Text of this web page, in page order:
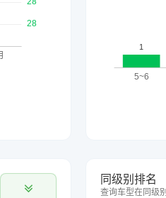
同级别排名
查询车型在同级